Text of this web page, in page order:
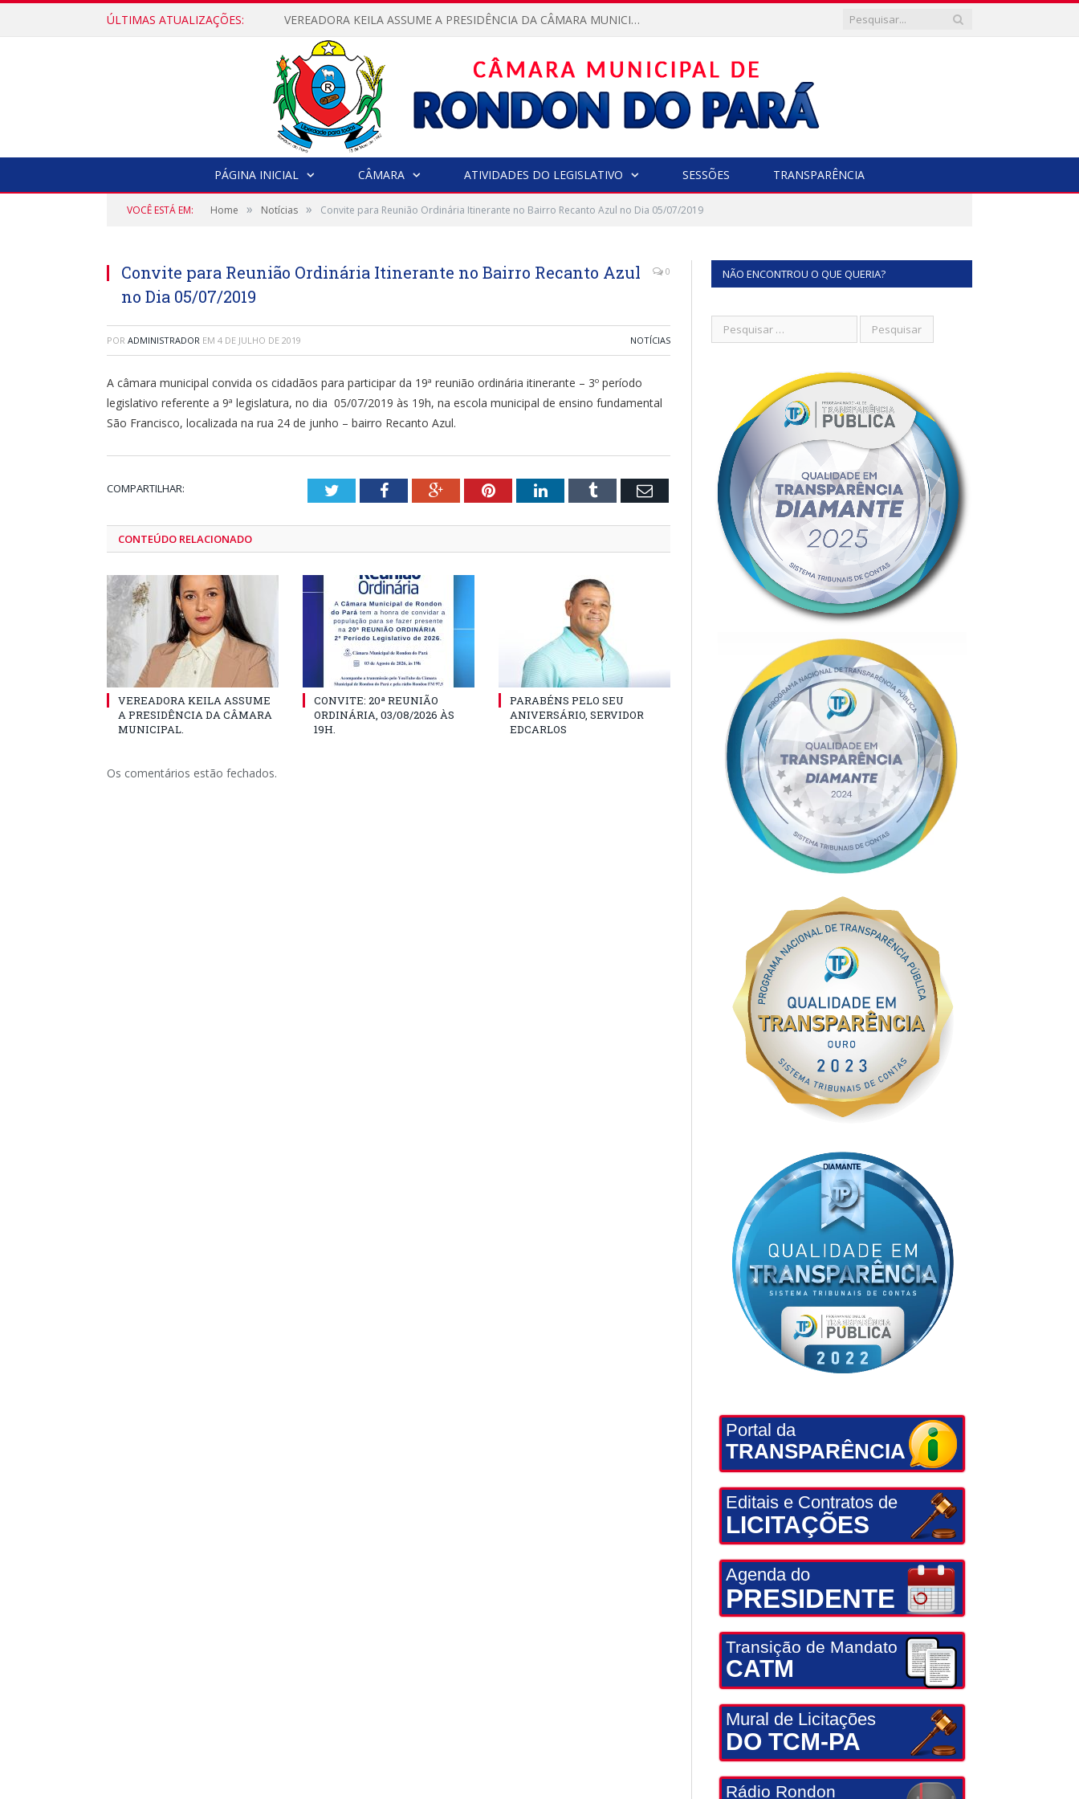
ÚLTIMAS ATUALIZAÇÕES: VEREADORA KEILA ASSUME A PRESIDÊNCIA DA CÂMARA MUNICIPAL.
PÁGINA INICIAL CÂMARA ATIVIDADES DO LEGISLATIVO SESSÕES TRANSPARÊNCIA
VOCÊ ESTÁ EM: Home » Notícias » Convite para Reunião Ordinária Itinerante no Bairro Recanto Azul no Dia 05/07/2019
Convite para Reunião Ordinária Itinerante no Bairro Recanto Azul
no Dia 05/07/2019
0
POR ADMINISTRADOR EM 4 DE JULHO DE 2019 NOTÍCIAS
A câmara municipal convida os cidadãos para participar da 19ª reunião ordinária itinerante – 3º período
legislativo referente a 9ª legislatura, no dia 05/07/2019 às 19h, na escola municipal de ensino fundamental
São Francisco, localizada na rua 24 de junho – bairro Recanto Azul.
COMPARTILHAR: TwitterFacebookGoogle+PinterestLinkedInTumblr Email
CONTEÚDO RELACIONADO
VEREADORA KEILA ASSUME
A PRESIDÊNCIA DA CÂMARA
MUNICIPAL.
CONVITE: 20ª REUNIÃO
ORDINÁRIA, 03/08/2026 ÀS
19H.
PARABÉNS PELO SEU
ANIVERSÁRIO, SERVIDOR
EDCARLOS
Os comentários estão fechados.
NÃO ENCONTROU O QUE QUERIA?
Portal da
TRANSPARÊNCIA
Editais e Contratos de
LICITAÇÕES
Agenda do
PRESIDENTE
Transição de Mandato
CATM
Mural de Licitações
DO TCM-PA
Rádio Rondon